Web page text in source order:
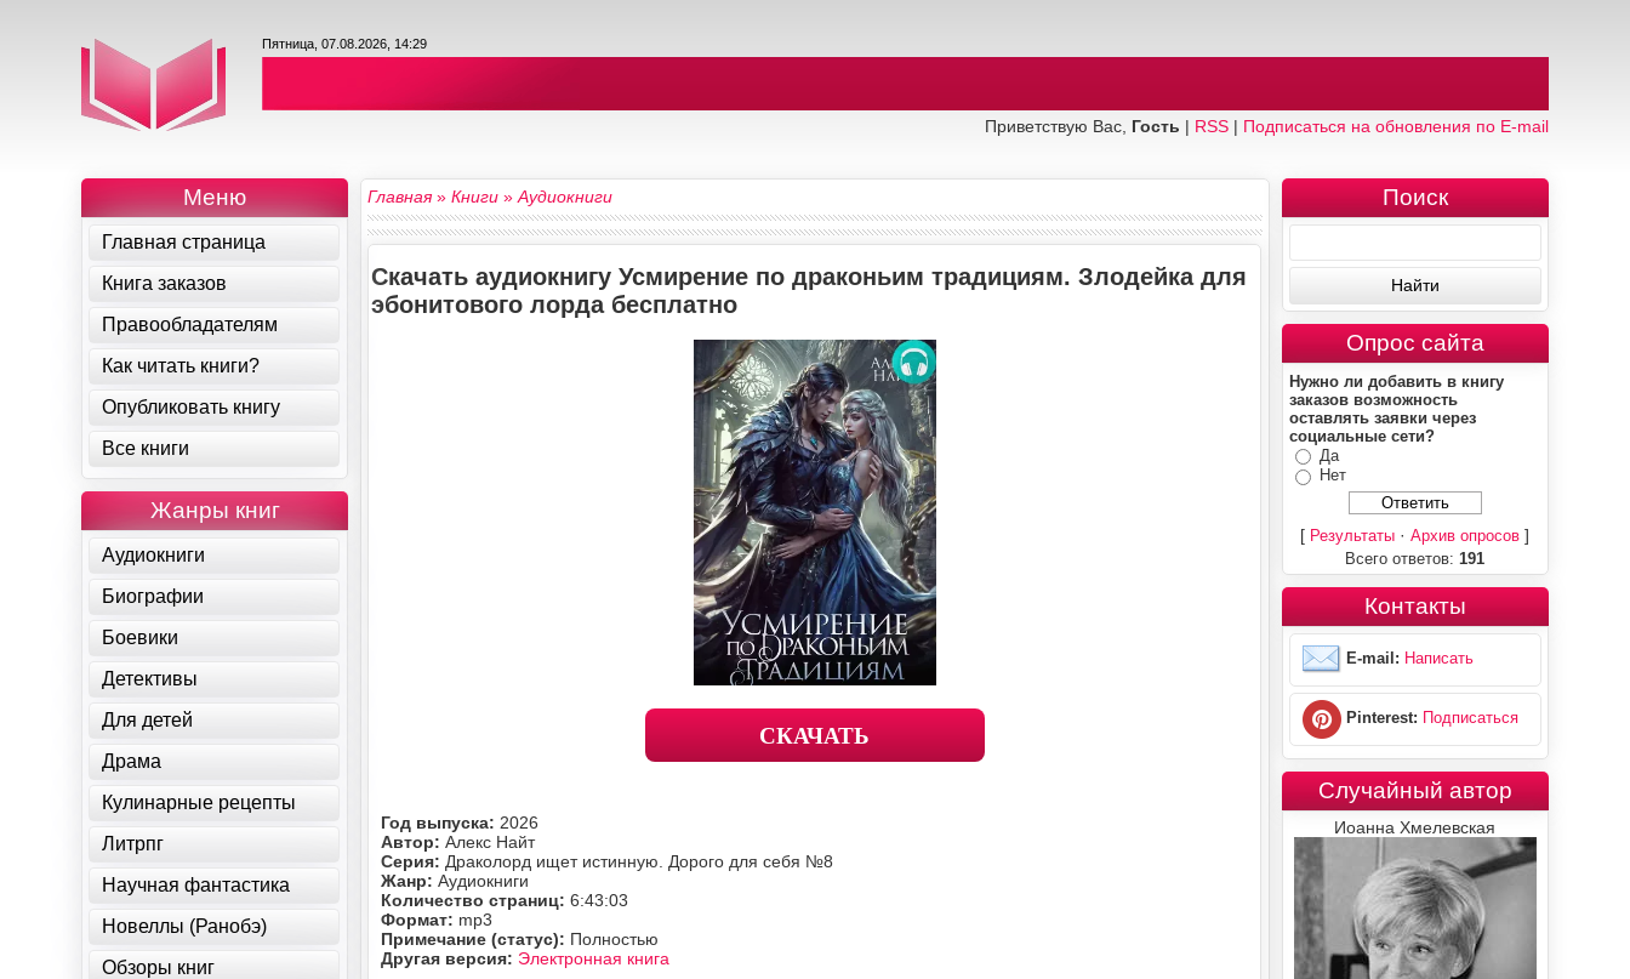
Пятница, 07.08.2026, 14:29
Приветствую Вас, Гость | RSS| Подписаться на обновления по E-mail
Главная»Книги »Аудиокниги
Скачать аудиокнигу Усмирение по драконьим традициям. Злодейка для
эбонитового лорда бесплатно
СКАЧАТЬ
Год выпуска: 2026
Автор:Алекс Найт
Серия: Драколорд ищет истинную. Дорого для себя №8
Жанр:Аудиокниги
Количество страниц:6:43:03
Формат: mp3
Примечание (статус): Полностью
Другая версия: Электронная книга
Меню
Главная страница
Книга заказов
Правообладателям
Как читать книги?
Опубликовать книгу
Все книги
Жанры книг
Аудиокниги
Биографии
Боевики
Детективы
Для детей
Драма
Кулинарные рецепты
Литрпг
Научная фантастика
Новеллы (Ранобэ)
Обзоры книг
Поиск
Опрос сайта
Нужно ли добавить в книгу
заказов возможность
оставлять заявки через
социальные сети?
Да
Нет
[ Результаты ·Архив опросов ]
Всего ответов: 191
Контакты
E-mail: Написать
Pinterest: Подписаться
Случайный автор
Иоанна Хмелевская